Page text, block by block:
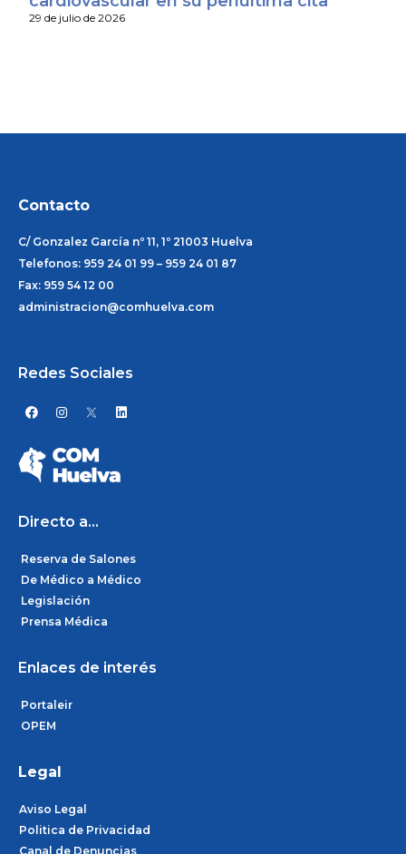
29 de julio de 2026
Contacto
C/ Gonzalez García nº 11, 1º 21003 Huelva
Telefonos: 959 24 01 99 – 959 24 01 87
Fax: 959 54 12 00
administracion@comhuelva.com
Redes Sociales
F
a
e
b
o
o
I
n
a
g
r
L
i
i
Directo a...
Reserva de Salones
De Médico a Médico
Legislación
Prensa Médica
Enlaces de interés
Portaleir
OPEM
Legal
Aviso Legal
Politica de Privacidad
Canal de Denuncias